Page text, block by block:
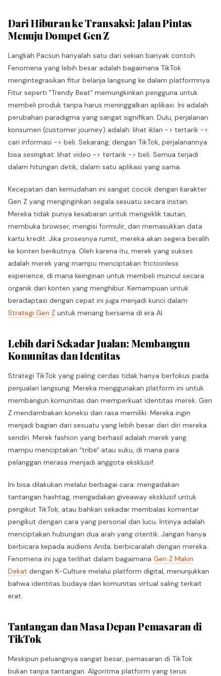
Dari Hiburan ke Transaksi: Jalan Pintas
Menuju Dompet Gen Z
Langkah Pacsun hanyalah satu dari sekian banyak contoh.
Fenomena yang lebih besar adalah bagaimana TikTok
mengintegrasikan fitur belanja langsung ke dalam platformnya.
Fitur seperti "Trendy Beat" memungkinkan pengguna untuk
membeli produk tanpa harus meninggalkan aplikasi. Ini adalah
perubahan paradigma yang sangat signifikan. Dulu, perjalanan
konsumen (customer journey) adalah: lihat iklan -> tertarik ->
cari informasi -> beli. Sekarang, dengan TikTok, perjalanannya
bisa sesingkat: lihat video -> tertarik -> beli. Semua terjadi
dalam hitungan detik, dalam satu aplikasi yang sama.
Kecepatan dan kemudahan ini sangat cocok dengan karakter
Gen Z yang menginginkan segala sesuatu secara instan.
Mereka tidak punya kesabaran untuk mengeklik tautan,
membuka browser, mengisi formulir, dan memasukkan data
kartu kredit. Jika prosesnya rumit, mereka akan segera beralih
ke konten berikutnya. Oleh karena itu, merek yang sukses
adalah merek yang mampu menciptakan frictionless
experience, di mana keinginan untuk membeli muncul secara
organik dari konten yang menghibur. Kemampuan untuk
beradaptasi dengan cepat ini juga menjadi kunci dalam
Strategi Gen Z untuk menang bersama di era AI.
Lebih dari Sekadar Jualan: Membangun
Komunitas dan Identitas
Strategi TikTok yang paling cerdas tidak hanya berfokus pada
penjualan langsung. Mereka menggunakan platform ini untuk
membangun komunitas dan memperkuat identitas merek. Gen
Z mendambakan koneksi dan rasa memiliki. Mereka ingin
menjadi bagian dari sesuatu yang lebih besar dari diri mereka
sendiri. Merek fashion yang berhasil adalah merek yang
mampu menciptakan "tribe" atau suku, di mana para
pelanggan merasa menjadi anggota eksklusif.
Ini bisa dilakukan melalui berbagai cara: mengadakan
tantangan hashtag, mengadakan giveaway eksklusif untuk
pengikut TikTok, atau bahkan sekadar membalas komentar
pengikut dengan cara yang personal dan lucu. Intinya adalah
menciptakan hubungan dua arah yang otentik. Jangan hanya
berbicara kepada audiens Anda; berbicaralah dengan mereka.
Fenomena ini juga terlihat dalam bagaimana Gen Z Makin
Dekat dengan K-Culture melalui platform digital, menunjukkan
bahwa identitas budaya dan komunitas virtual saling terkait
erat.
Tantangan dan Masa Depan Pemasaran di
TikTok
Meskipun peluangnya sangat besar, pemasaran di TikTok
bukan tanpa tantangan. Algoritma platform yang terus